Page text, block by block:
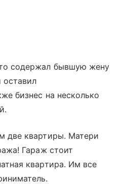
содержал бывшую жену
оставил
бизнес на несколько
две квартиры. Матери
Гараж стоит
квартира. Им все